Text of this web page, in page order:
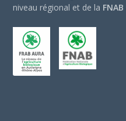
niveau régional et de la FNAB